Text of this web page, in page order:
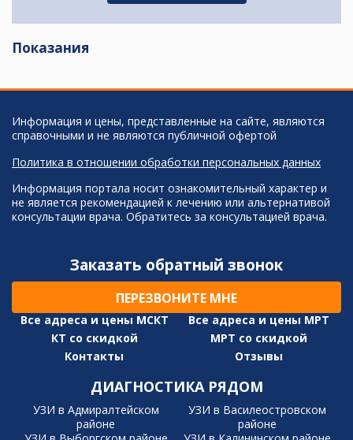
Показания
Информация и цены, представленные на сайте, являются
справочными и не являются публичной офертой
Политика в отношении обработки персональных данных
Информация портала носит ознакомительный характер и
не является рекомендацией к лечению или альтернативой
консультации врача. Обратитесь за консультацией врача.
Заказать обратный звонок
ПЕРЕЗВОНИТЕ МНЕ
Все адреса и цены МСКТ
Все адреса и цены МРТ
КТ со скидкой
МРТ со скидкой
Контакты
Отзывы
ДИАГНОСТИКА РЯДОМ
УЗИ в Адмиралтейском
районе
УЗИ в Василеостровском
районе